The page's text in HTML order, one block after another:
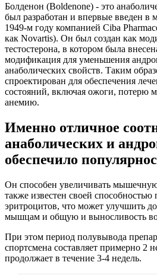
Болденон (Boldenone) - это
был разработан и впервые введен в
1949-м году компанией Ciba
как Novartis). Он был создан как
тестостерона, в котором была
модификация для уменьшения
анаболических свойств. Таким
спроектирован для обеспечения
состояний, включая ожоги, потерю
анемию.
Именно отличное
анаболических и
обеспечило
Он способен увеличивать
также известен своей
эритроцитов, что может улучшить
мышцам и общую и выносливость во
При этом период полувывода
спортсмена составляет примерно 2
продолжает в течение 3-4 недель.